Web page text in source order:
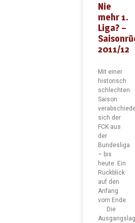
Nie
mehr 1.
Liga? –
2011/12
Mit einer
historisch
schlechten
Saison
sich der
FCK aus
der
Bundesliga
– bis
heute. Ein
Rückblick
auf den
Anfang
vom Ende.
Die